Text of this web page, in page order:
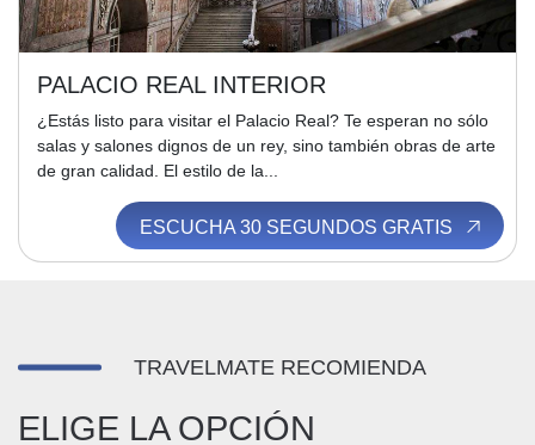
PALACIO REAL INTERIOR
¿Estás listo para visitar el Palacio Real? Te esperan no sólo
salas y salones dignos de un rey, sino también obras de arte
de gran calidad. El estilo de la...
ESCUCHA 30 SEGUNDOS GRATIS
TRAVELMATE RECOMIENDA
ELIGE LA OPCIÓN